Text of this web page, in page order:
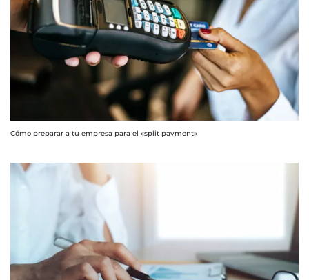
Cómo preparar a tu empresa para el «split payment»